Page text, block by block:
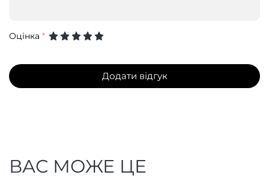
Оцінка *
Додати відгук
ВАС МОЖЕ ЦЕ